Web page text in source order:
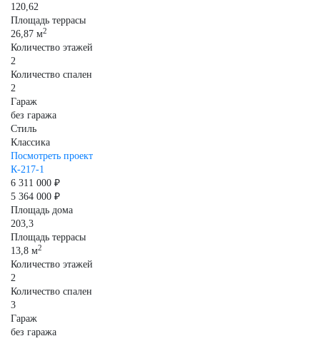
120,62
Площадь террасы
26,87 м2
Количество этажей
2
Количество спален
2
Гараж
без гаража
Стиль
Классика
Посмотреть проект
К-217-1
6 311 000 ₽
5 364 000 ₽
Площадь дома
203,3
Площадь террасы
13,8 м2
Количество этажей
2
Количество спален
3
Гараж
без гаража